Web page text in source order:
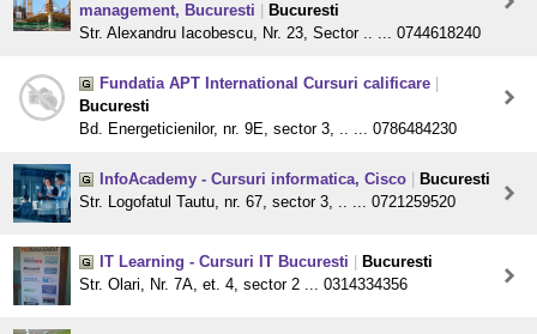
management, Bucuresti
Bucuresti
Str. Alexandru Iacobescu, Nr. 23, Sector .. ... 0744618240
Fundatia APT International Cursuri calificare
Bucuresti
Bd. Energeticienilor, nr. 9E, sector 3, .. ... 0786484230
InfoAcademy - Cursuri informatica, Cisco
Bucuresti
Str. Logofatul Tautu, nr. 67, sector 3, .. ... 0721259520
IT Learning - Cursuri IT Bucuresti
Bucuresti
Str. Olari, Nr. 7A, et. 4, sector 2 ... 0314334356